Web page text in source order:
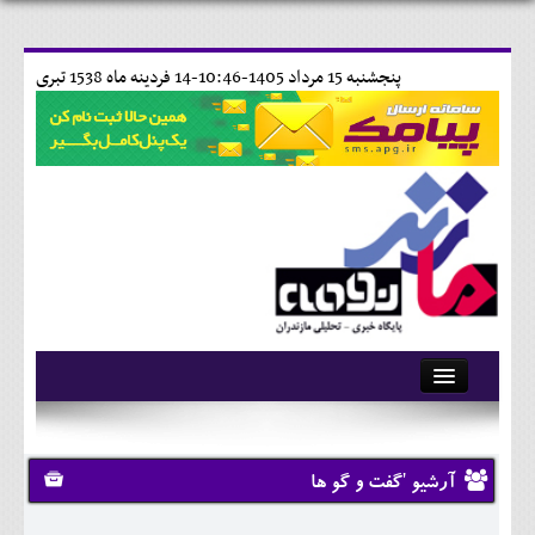
14 فردينه ماه 1538 تبری پنجشنبه 15 مرداد 1405-10:46-
آرشیو
تماس با ما
وبلاگ
آرشیو 'گفت و گو ها